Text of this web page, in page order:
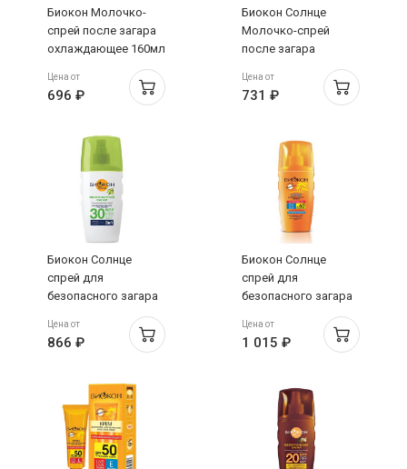
Биокон Молочко-
спрей после загара
охлаждающее 160мл
Цена от
696 ₽
Биокон Солнце
Молочко-спрей
после загара
160мл
Цена от
731 ₽
Биокон Солнце
спрей для
безопасного загара
Цена от
866 ₽
Биокон Солнце
спрей для
безопасного загара
SPF60 160мл
Цена от
1 015 ₽